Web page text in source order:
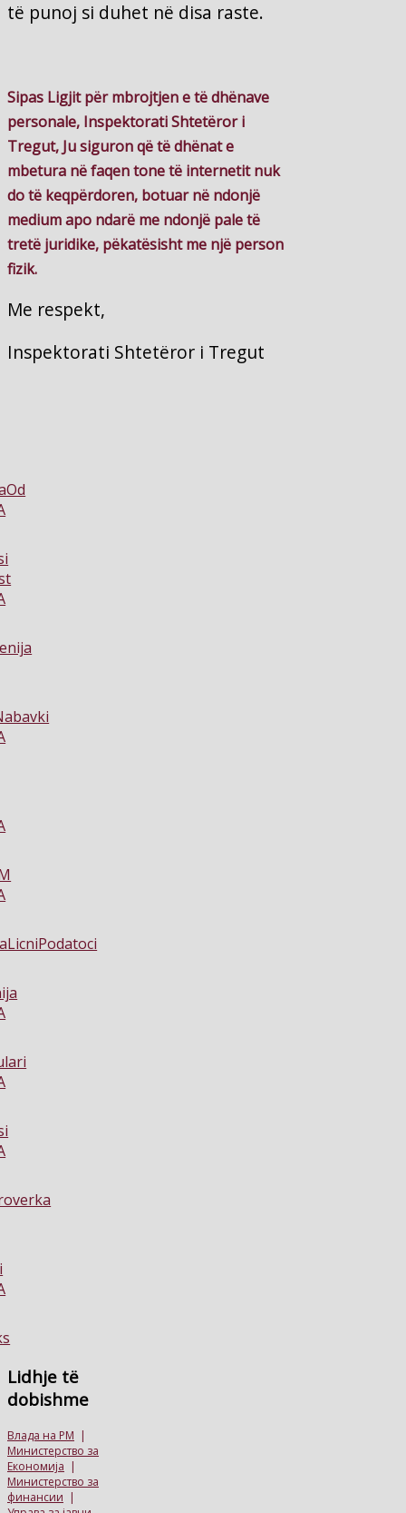
të punoj si duhet në disa raste.
Sipas Ligjit për mbrojtjen e të dhënave
personale, Inspektorati Shtetëror i
Tregut, Ju siguron që të dhënat e
mbetura në faqen tone të internetit nuk
do të keqpërdoren, botuar në ndonjë
medium apo ndarë me ndonjë pale të
tretë juridike, pëkatësisht me një person
fizik.
Me respekt,
Inspektorati Shtetëror i Tregut
Lidhje të
dobishme
Влада на РМ |
Министерство за
Економија |
Министерство за
финансии |